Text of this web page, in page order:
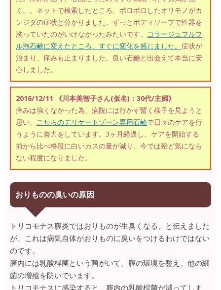
く。。ネットで検索したところ、ポロポロしたオリモノがカ
ンジダの症状と分かりました。ずっとボディソープで性器を
洗っていたのがいけなかったみたいです。 コラージュフルフ
ル泡石鹸に変えたところ、すぐに変化を感じました。 症状が
治まり、痒みも止まりました。良い石鹸と出会えて本当に安
心しました。
2016/12/11 《川本美智子さん(仮名)：30代/主婦》
痒みは強くなかった為、病院には行かず暫く様子を見ようと
思い、 こちらのデリケートゾーン専用石鹸で日々のケアを行
うように努力をしています。3ヶ月経過し、ケアを開始する
前から比べ格段に白いカスの量が減り、今では殆ど気になら
ない程度になりました。
おりものの臭いの原因
トリコモナス膣炎ではおりものが生臭くなる、と伝えました
が、これは病気自体がおりものに臭いをつけるわけではない
のです。
膣内には乳酸桿菌という菌がいて、膣の環境を整え、他の細
菌の増殖を防いでいます。
トリコモナスに感染すると、膣内の乳酸桿菌が減ってしま